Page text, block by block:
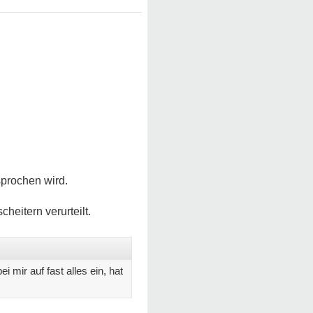
wird.
verurteilt.
mir auf fast alles ein, hat